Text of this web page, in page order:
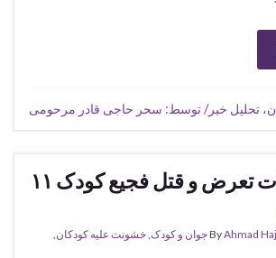
تحلیل خبر/ توسط: سحر حاجی قادر مرحومی
جزئیات تعرض و قتل فجیع کودک ۱۱
ByAhmad جوان و کودک خشونت علیه کودکان